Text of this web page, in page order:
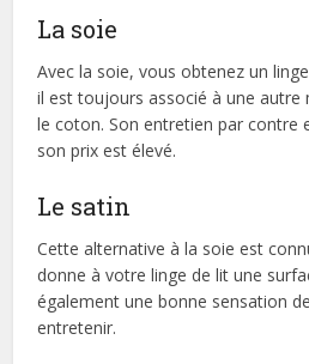
La soie
Avec la soie, vous obtenez un
il est toujours associé à une autre
le coton. Son entretien par contre
son prix est élevé.
Le satin
Cette alternative à la soie est
donne à votre linge de lit une
également une bonne sensation
entretenir.